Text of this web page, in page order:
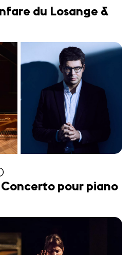
du Losange &
pour piano